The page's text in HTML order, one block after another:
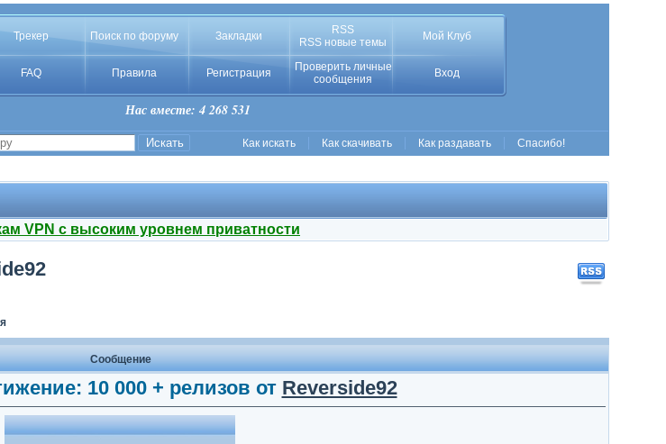
Трекер Поиск по форуму Закладки
RSS
RSS новые темы
Мой Клуб
FAQ Правила Регистрация
Проверить личные
сообщения
Вход
Нас вместе: 4 268 531
Как искать Как скачивать Как раздавать Спасибо!
VPN с высоким уровнем приватности
Сообщение
10 000 + релизов от Reverside92